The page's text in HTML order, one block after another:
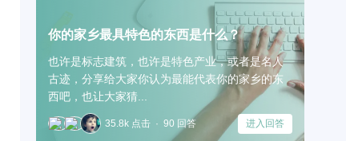
你的家乡最具特色的东西是什么？
也许是标志建筑，也许是特色产业，或者是名人
古迹，分享给大家你认为最能代表你的家乡的东
西吧，也让大家猜...
35.8k 点击 90 回答 进入回答